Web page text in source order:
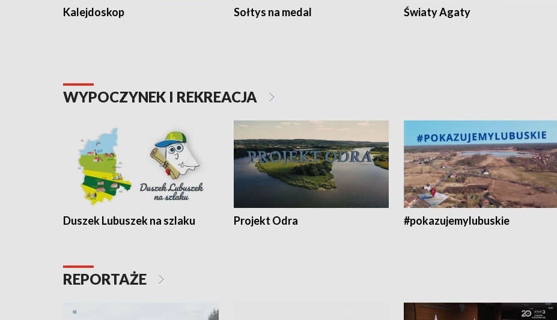
Kalejdoskop Sołtys na medal Światy Agaty
WYPOCZYNEK I REKREACJA
Duszek Lubuszek na szlaku Projekt Odra #pokazujemylubuskie
REPORTAŻE